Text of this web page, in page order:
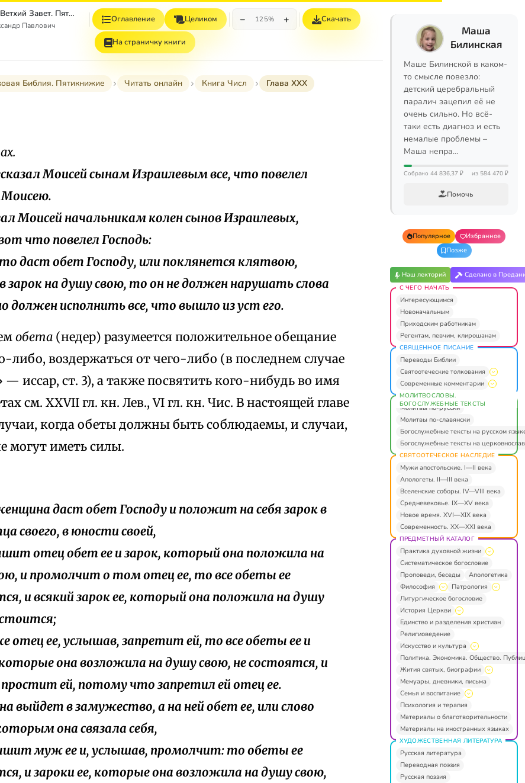
Толковая Библия. Ветхий Завет. Пятикнижие.
Павлович
Оглавление Целиком − 125% + Скачать
На страничку книги
Библия. Пятикнижие Читать онлайн Книга Числ Глава XXX
Моисей сынам Израилевым все, что повелел
Моисею.
Моисей начальникам колен сынов Израилевых,
что повелел Господь:
даст обет Господу, или поклянется клятвою,
зарок на душу свою, то он не должен нарушать слова
должен исполнить все, что вышло из уст его.
обета (недер) разумеется положительное обещание
либо, воздержаться от чего-либо (в последнем случае
— иссар, ст. 3), а также посвятить кого-нибудь во имя
см. XXVII гл. кн. Лев., VI гл. кн. Чис. В настоящей главе
когда обеты должны быть соблюдаемы, и случаи,
могут иметь силы.
даст обет Господу и положит на себя зарок в
своего, в юности своей,
отец обет ее и зарок, который она положила на
и промолчит о том отец ее, то все обеты ее
и всякий зарок ее, который она положила на душу
отец ее, услышав, запретит ей, то все обеты ее и
она возложила на душу свою, не состоятся, и
простит ей, потому что запретил ей отец ее.
выйдет в замужество, а на ней обет ее, или слово
она связала себя,
муж ее и, услышав, промолчит: то обеты ее
и зароки ее, которые она возложила на душу свою,
Маша
Билинская
Маше Билинской в каком-
то смысле повезло:
детский церебральный
паралич зацепил её не
очень сильно. Но всё-
таки есть диагноз и есть
немалые проблемы –
Маша непра…
Собрано 44 836,37 ₽ из 584 470 ₽
Помочь
Популярное
Избранное
Позже
Наш лекторий Сделано в
С ЧЕГО НАЧАТЬ
Интересующимся
Новоначальным
Приходским работникам
Регентам, певчим, клирошанам
СВЯЩЕННОЕ ПИСАНИЕ
Переводы Библии
Святоотеческие толкования
Современные комментарии
МОЛИТВОСЛОВЫ.
БОГОСЛУЖЕБНЫЕ ТЕКСТЫ
Молитвы по-русски
Молитвы по-славянски
Богослужебные тексты на русском
Богослужебные тексты на
СВЯТООТЕЧЕСКОЕ НАСЛЕДИЕ
Мужи апостольские. I—II века
Апологеты. II—III века
Вселенские соборы. IV—VIII века
Средневековье. IX—XV века
Новое время. XVI—XIX века
Современность. XX—XXI века
ПРЕДМЕТНЫЙ КАТАЛОГ
Практика духовной жизни
Систематическое богословие
Проповеди, беседы
Апологетика
Философия
Патрология
Литургическое богословие
История Церкви
Единство и разделения христиан
Религиоведение
Искусство и культура
Политика. Экономика. Общество.
Жития святых, биографии
Мемуары, дневники, письма
Семья и воспитание
Психология и терапия
Материалы о благотворительности
Материалы на иностранных языках
ХУДОЖЕСТВЕННАЯ ЛИТЕРАТУРА
Русская литература
Переводная поэзия
Русская поэзия